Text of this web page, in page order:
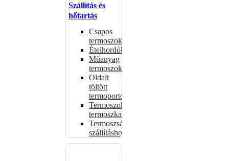
Szállítás és
hőtartás
Csapos
termoszok
Ételhordók
Műanyag
termoszok
Oldalt
töltött
termoportok
Termoszok,
termoszkannák
Termoszsákok
szállításhoz